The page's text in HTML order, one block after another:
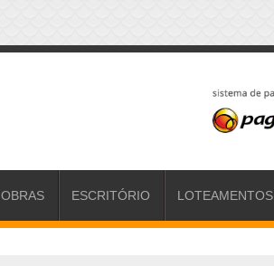
OBRAS ESCRITÓRIO LOTEAMENTOS